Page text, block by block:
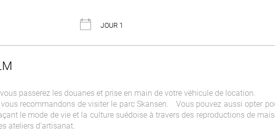
JOUR 1
passerez les douanes et prise en main de votre véhicule de location.
recommandons de visiter le parc Skansen. Vous pouvez aussi opter
le mode de vie et la culture suédoise à travers des reproductions de
ateliers d’artisanat.